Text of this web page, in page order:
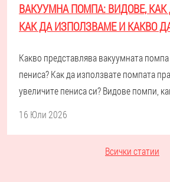
ВАКУУМНА ПОМПА: ВИДОВЕ, КАК
КАК ДА ИЗПОЛЗВАМЕ И КАКВО
Какво представлява вакуумната
пениса? Как да използвате помпата
увеличите пениса си? Видове помпи,
16 Юли 2026
Всички статии